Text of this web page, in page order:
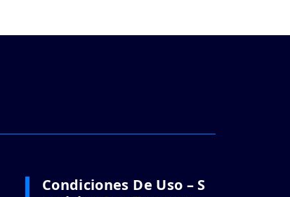
Condiciones De Uso – S